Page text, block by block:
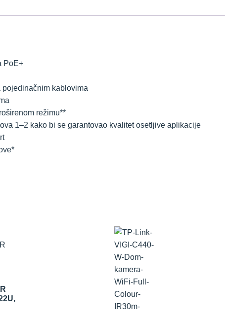
PoE+
kablovima
režimu**
1–2 kako bi se garantovao kvalitet osetljive aplikacije